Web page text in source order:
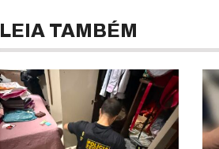
LEIA TAMBÉM